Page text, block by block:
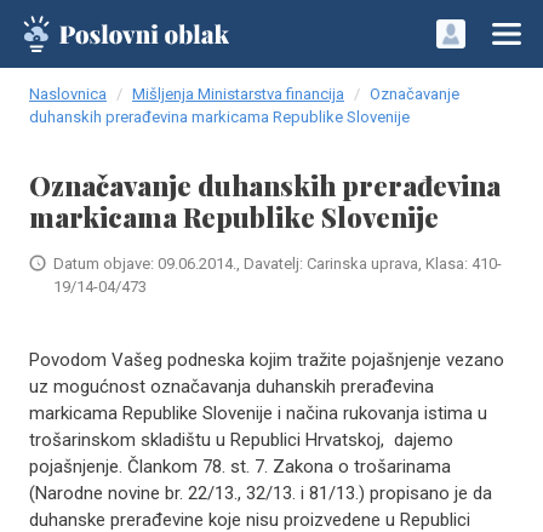
Naslovnica Mišljenja Ministarstva financija
Označavanje
duhanskih prerađevina markicama Republike Slovenije
Označavanje duhanskih prerađevina
markicama Republike Slovenije
Datum objave: 09.06.2014., Davatelj: Carinska uprava, Klasa: 410-
19/14-04/473
Povodom Vašeg podneska kojim tražite pojašnjenje vezano
uz mogućnost označavanja duhanskih prerađevina
markicama Republike Slovenije i načina rukovanja istima u
trošarinskom skladištu u Republici Hrvatskoj, dajemo
pojašnjenje. Člankom 78. st. 7. Zakona o trošarinama
(Narodne novine br. 22/13., 32/13. i 81/13.) propisano je da
duhanske prerađevine koje nisu proizvedene u Republici